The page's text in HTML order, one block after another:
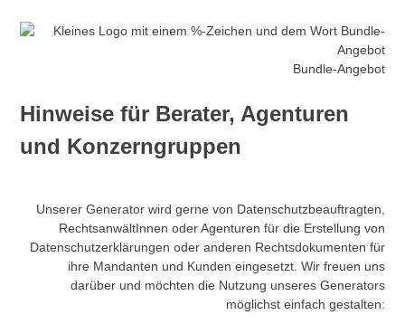
Bundle-Angebot
Hinweise für Berater, Agenturen
und Konzerngruppen
Unserer Generator wird gerne von Datenschutzbeauftragten,
RechtsanwältInnen oder Agenturen für die Erstellung von
Datenschutzerklärungen oder anderen Rechtsdokumenten für
ihre Mandanten und Kunden eingesetzt. Wir freuen uns
darüber und möchten die Nutzung unseres Generators
möglichst einfach gestalten: